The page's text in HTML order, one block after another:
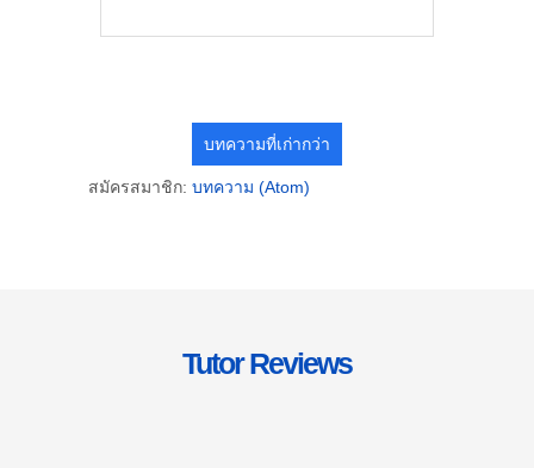
บทความที่เก่ากว่า
สมัครสมาชิก: บทความ (Atom)
Tutor Reviews